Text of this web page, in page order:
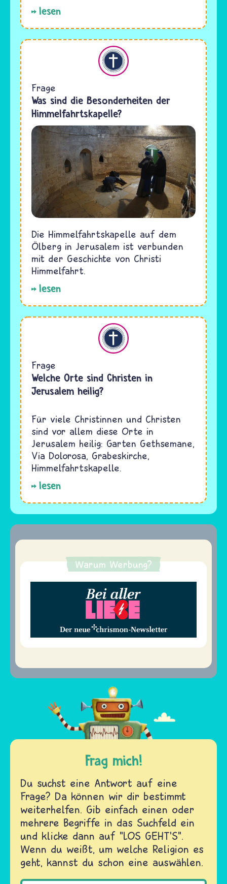
lesen
Christentum
Frage
Was sind die Besonderheiten der
Himmelfahrtskapelle?
Die Himmelfahrtskapelle auf dem
Ölberg in Jerusalem ist verbunden
mit der Geschichte von Christi
Himmelfahrt.
lesen
Christentum
Frage
Welche Orte sind Christen in
Jerusalem heilig?
Für viele Christinnen und Christen
sind vor allem diese Orte in
Jerusalem heilig: Garten Gethsemane,
Via Dolorosa, Grabeskirche,
Himmelfahrtskapelle.
lesen
Warum Werbung?
Frag mich!
Du suchst eine Antwort auf eine
Frage? Da können wir dir bestimmt
weiterhelfen. Gib einfach einen oder
mehrere Begriffe in das Suchfeld ein
und klicke dann auf "LOS GEHT'S".
Wenn du weißt, um welche Religion es
geht, kannst du schon eine auswählen.